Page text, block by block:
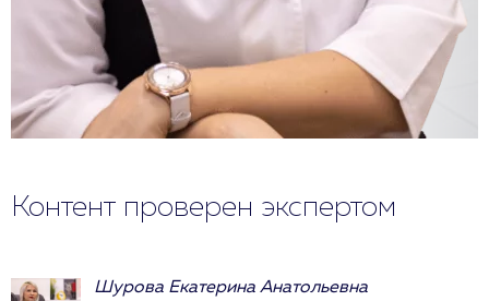
Контент проверен экспертом
Шурова Екатерина Анатольевна